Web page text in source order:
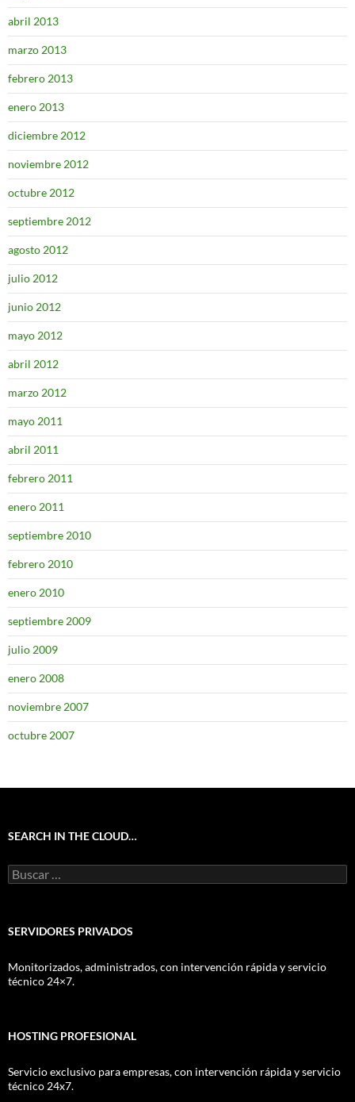
abril 2013
marzo 2013
febrero 2013
enero 2013
diciembre 2012
noviembre 2012
octubre 2012
septiembre 2012
agosto 2012
julio 2012
junio 2012
mayo 2012
abril 2012
marzo 2012
mayo 2011
abril 2011
febrero 2011
enero 2011
septiembre 2010
febrero 2010
enero 2010
septiembre 2009
julio 2009
enero 2008
noviembre 2007
octubre 2007
SEARCH IN THE CLOUD…
Buscar:
SERVIDORES PRIVADOS
Monitorizados, administrados, con intervención rápida y servicio
técnico 24×7.
HOSTING PROFESIONAL
Servicio exclusivo para empresas, con intervención rápida y servicio
técnico 24x7.